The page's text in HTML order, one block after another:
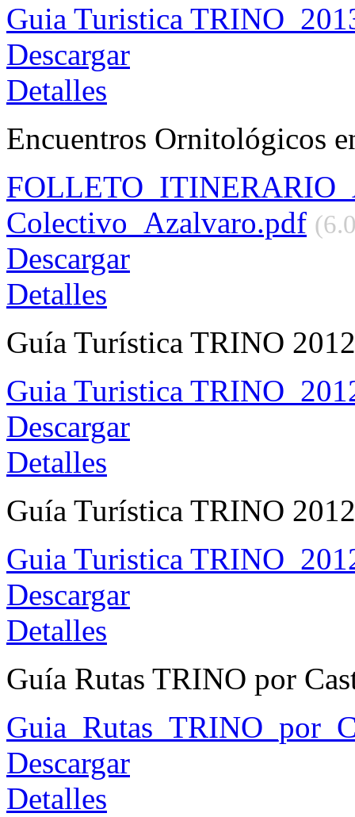
Guia Turistica
Descargar
Detalles
Encuentros Ornitológicos
Colectivo_Azalvaro.pdf
Descargar
Detalles
Guía Turística TRINO 2012
Guia Turistica
Descargar
Detalles
Guía Turística TRINO
Guia Turistica
Descargar
Detalles
Guía Rutas TRINO por
Descargar
Detalles